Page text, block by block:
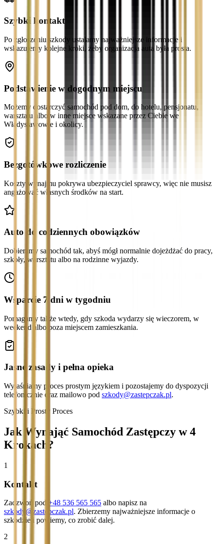
Szybki kontakt
Po zgłoszeniu szkody ustalamy najważniejsze informacje i
wskazujemy kolejne kroki, żeby organizacja auta była prosta.
Podstawienie w dogodnym miejscu
Możemy dostarczyć samochód pod dom, do hotelu, pensjonatu,
warsztatu albo w inne miejsce wskazane przez Ciebie we
Władysławowie i okolicy.
Bezgotówkowe rozliczenie
Koszty wynajmu pokrywa ubezpieczyciel sprawcy, więc nie musisz
angażować własnych środków na start.
Auto do codziennych obowiązków
Dobieramy samochód tak, abyś mógł normalnie dojeżdżać do pracy,
szkoły, warsztatu albo na rodzinne wyjazdy.
Wsparcie 7 dni w tygodniu
Pomagamy także wtedy, gdy szkoda wydarzy się wieczorem, w
weekend albo poza miejscem zamieszkania.
Jasne zasady i pełna opieka
Wyjaśniamy proces prostym językiem i pozostajemy do dyspozycji
telefonicznie oraz mailowo pod szkody@zastepczak.pl.
Szybki i Prosty Proces
Jak Wynająć Samochód Zastępczy w 4
Krokach?
1
Kontakt
Zadzwoń pod +48 536 565 565 albo napisz na
szkody@zastepczak.pl. Zbierzemy najważniejsze informacje o
szkodzie i powiemy, co zrobić dalej.
2